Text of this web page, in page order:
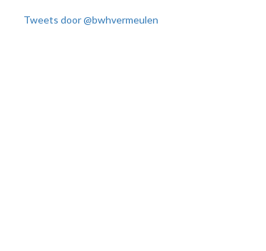
Tweets door @bwhvermeulen